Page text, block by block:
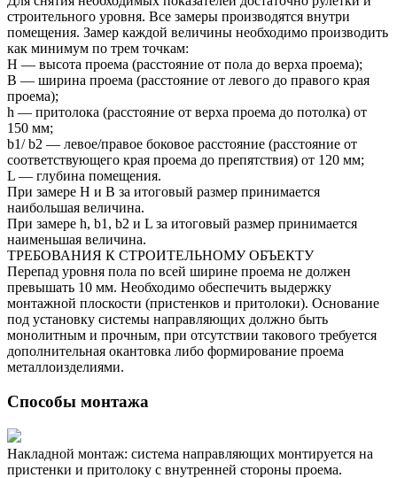
строительного уровня. Все замеры производятся внутри
помещения. Замер каждой величины необходимо производить
как минимум по трем точкам:
H — высота проема (расстояние от пола до верха проема);
B — ширина проема (расстояние от левого до правого края
проема);
h — притолока (расстояние от верха проема до потолка) от
150 мм;
b1/ b2 — левое/правое боковое расстояние (расстояние от
соответствующего края проема до препятствия) от 120 мм;
L — глубина помещения.
При замере Н и В за итоговый размер принимается
наибольшая величина.
При замере h, b1, b2 и L за итоговый размер принимается
наименьшая величина.
ТРЕБОВАНИЯ К СТРОИТЕЛЬНОМУ ОБЪЕКТУ
Перепад уровня пола по всей ширине проема не должен
превышать 10 мм. Необходимо обеспечить выдержку
монтажной плоскости (пристенков и притолоки). Основание
под установку системы направляющих должно быть
монолитным и прочным, при отсутствии такового требуется
дополнительная окантовка либо формирование проема
металлоизделиями.
Способы монтажа
Накладной монтаж: cистема направляющих монтируется на
пристенки и притолоку с внутренней стороны проема.